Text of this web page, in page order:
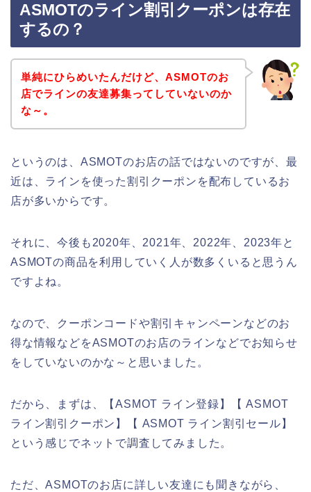
ASMOTのライン割引クーポンは存在
するの？
単純にひらめいたんだけど、ASMOTのお
店でラインの友達募集ってしていないのか
な～。
というのは、ASMOTのお店の話ではないのですが、最
近は、ラインを使った割引クーポンを配布しているお
店が多いからです。
それに、今後も2020年、2021年、2022年、2023年と
ASMOTの商品を利用していく人が数多くいると思うん
ですよね。
なので、クーポンコードや割引キャンペーンなどのお
得な情報などをASMOTのお店のラインなどでお知らせ
をしていないのかな～と思いました。
だから、まずは、【ASMOT ライン登録】【 ASMOT
ライン割引クーポン】【 ASMOT ライン割引セール】
という感じでネットで調査してみました。
ただ、ASMOTのお店に詳しい友達にも聞きながら、